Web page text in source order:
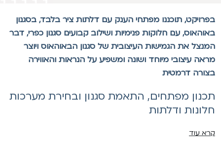
תוכננו מפתחי הענק עם דלתות ציר בלבד, בסגנון
עם חלוקות פנימיות ושילוב קבועים סגנון כפרי, דבר
את הגמישות העיצובית של סגנון הבאוהאוס ויוצר
עיצובי מיוחד ושונה ומשפיע על הנראות והאווירה
דרמטית
מפתחים, התאמת סגנון ובחירת מערכות
ודלתות
עוד